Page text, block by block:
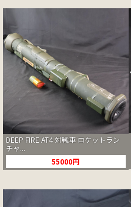
DEEP FIRE AT4 対戦車 ロケットラン
チャ...
55000円